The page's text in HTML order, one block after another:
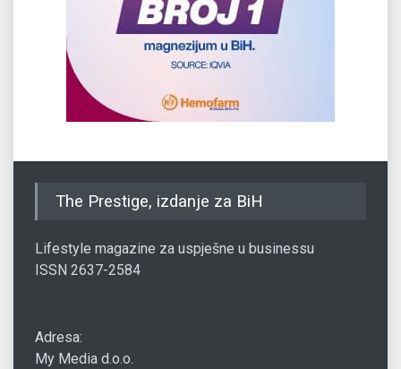
The Prestige, izdanje za BiH
Lifestyle magazine za uspješne u businessu
ISSN 2637-2584
Adresa:
My Media d.o.o.